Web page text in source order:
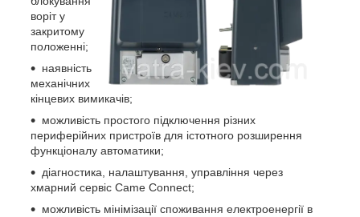
воріт у
закритому
положенні;
наявність
механічних
кінцевих вимикачів;
можливість простого підключення різних
периферійних пристроїв для істотного розширення
функціоналу автоматики;
діагностика, налаштування, управління через
хмарний сервіс Came Connect;
можливість мінімізації споживання електроенергії в